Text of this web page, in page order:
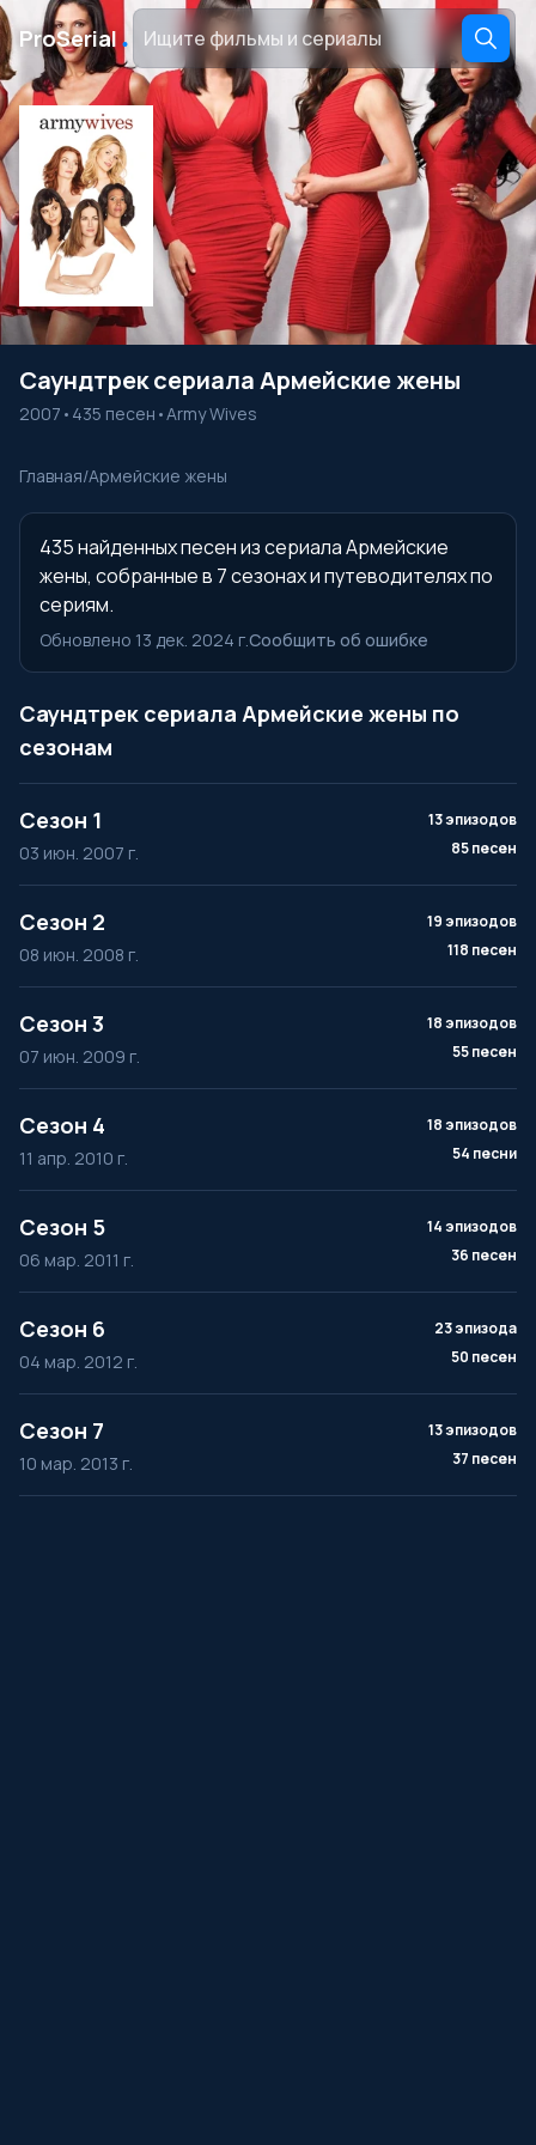
ProSerial․
Саундтрек сериала Армейские жены
2007 • 435 песен •Army Wives
Главная/Армейские жены
435 найденных песен из сериала Армейские
жены, собранные в 7 сезонах и путеводителях по
сериям.
Обновлено 13 дек. 2024 г.Сообщить об ошибке
Саундтрек сериала Армейские жены по
сезонам
Сезон 1
03 июн. 2007 г.
13 эпизодов
85 песен
Сезон 2
08 июн. 2008 г.
19 эпизодов
118 песен
Сезон 3
07 июн. 2009 г.
18 эпизодов
55 песен
Сезон 4
11 апр. 2010 г.
18 эпизодов
54 песни
Сезон 5
06 мар. 2011 г.
14 эпизодов
36 песен
Сезон 6
04 мар. 2012 г.
23 эпизода
50 песен
Сезон 7
10 мар. 2013 г.
13 эпизодов
37 песен